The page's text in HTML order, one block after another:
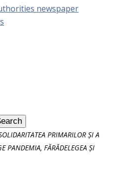
newspaper
PRIMARILOR ȘI A
PANDEMIA, FĂRĂDELEGEA ȘI